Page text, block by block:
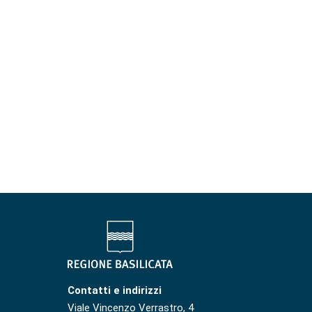
Contatti e indirizzi
Viale Vincenzo Verrastro, 4